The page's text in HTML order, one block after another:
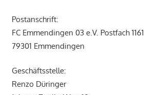
Postanschrift:
FC Emmendingen 03 e.V. Postfach 1161
79301 Emmendingen
Geschäftsstelle:
Renzo Düringer